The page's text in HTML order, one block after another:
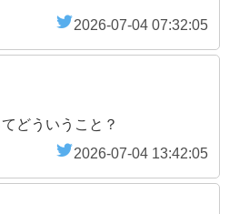
2026-07-04 07:32:05
どういうこと？
2026-07-04 13:42:05